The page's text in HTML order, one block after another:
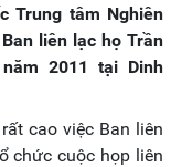
Trung tâm Nghiên
liên lạc họ Trần
2011 tại Dinh
cao việc Ban liên
chức cuộc họp liên